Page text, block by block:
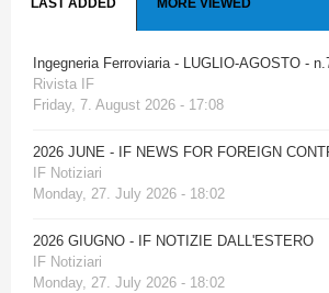
LAST ADDED MORE VIEWED
Ingegneria Ferroviaria - LUGLIO-AGOSTO -
Rivista IF
Friday, 7. August 2026 - 17:08
2026 JUNE - IF NEWS FOR FOREIGN
IF Notiziari
Monday, 27. July 2026 - 18:02
2026 GIUGNO - IF NOTIZIE DALL'ESTERO
IF Notiziari
Monday, 27. July 2026 - 18:02